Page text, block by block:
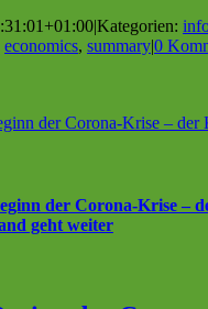
|Kategorien:
economics, summary|0
der Corona-Krise – der
der Corona-Krise –
geht weiter